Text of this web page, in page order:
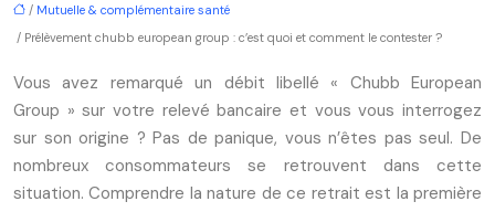
/ Mutuelle & complémentaire santé
/ Prélèvement chubb european group : c’est quoi et comment le contester ?
Vous avez remarqué un débit libellé « Chubb European
Group » sur votre relevé bancaire et vous vous interrogez
sur son origine ? Pas de panique, vous n’êtes pas seul. De
nombreux consommateurs se retrouvent dans cette
situation. Comprendre la nature de ce retrait est la première